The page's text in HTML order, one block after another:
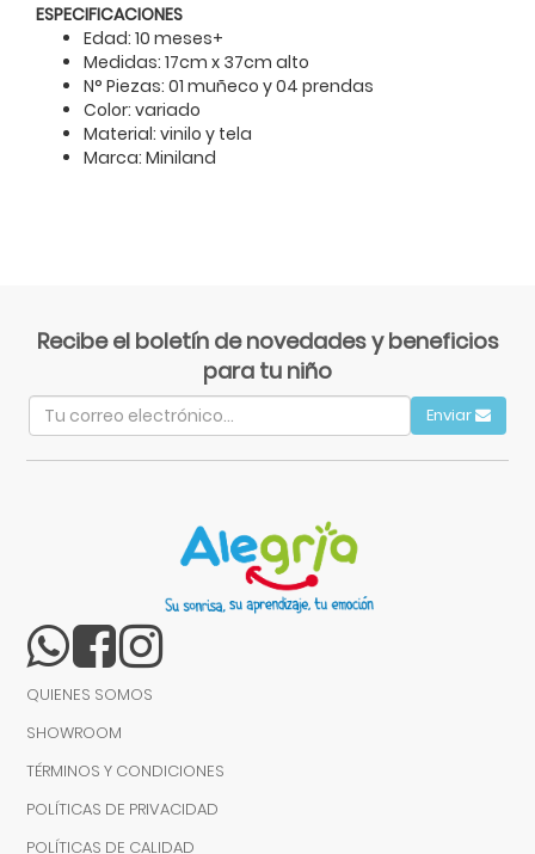
ESPECIFICACIONES
Edad: 10 meses+
Medidas: 17cm x 37cm alto
N° Piezas: 01 muñeco y 04 prendas
Color: variado
Material: vinilo y tela
Marca: Miniland
Recibe el boletín de novedades y beneficios
para tu niño
Enviar
QUIENES SOMOS
SHOWROOM
TÉRMINOS Y CONDICIONES
POLÍTICAS DE PRIVACIDAD
POLÍTICAS DE CALIDAD